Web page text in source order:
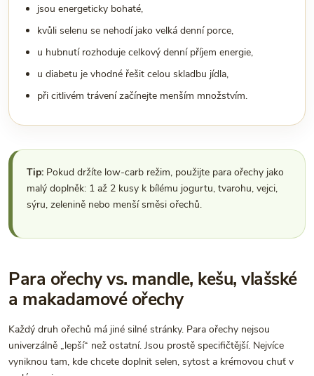
jsou energeticky bohaté,
kvůli selenu se nehodí jako velká denní porce,
u hubnutí rozhoduje celkový denní příjem energie,
u diabetu je vhodné řešit celou skladbu jídla,
při citlivém trávení začínejte menším množstvím.
Tip: Pokud držíte low-carb režim, použijte para ořechy jako
malý doplněk: 1 až 2 kusy k bílému jogurtu, tvarohu, vejci,
sýru, zelenině nebo menší směsi ořechů.
Para ořechy vs. mandle, kešu, vlašské
a makadamové ořechy
Každý druh ořechů má jiné silné stránky. Para ořechy nejsou
univerzálně „lepší“ než ostatní. Jsou prostě specifičtější. Nejvíce
vyniknou tam, kde chcete doplnit selen, sytost a krémovou chuť v